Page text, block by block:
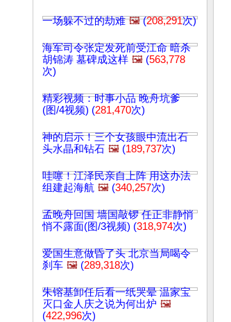
一场躲不过的劫难 🖼️(208,291次)
海军司令张定发死前受江命 暗杀
胡锦涛 墓碑成这样 🖼️ (563,778
次)
精彩视频：时事小品 晚舟坑爹
(图/4视频) (281,470次)
神的启示！三个女孩眼中流出石
头水晶和钻石 🖼️ (189,737次)
哇噻！江泽民亲自上阵 用这办法
组建起海航 🖼️ (340,257次)
孟晚舟回国 墙国敲锣 任正非静悄
悄不露面(图/3视频) (318,974次)
爱国生意做昏了头 北京当局喝令
刹车 🖼️ (289,318次)
朱镕基卸任后看一纸哭晕 温家宝
灭口金人庆之说为何出炉 🖼️
(422,996次)